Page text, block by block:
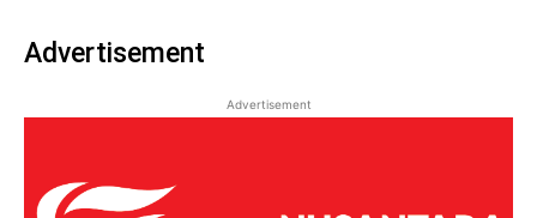
Advertisement
Advertisement